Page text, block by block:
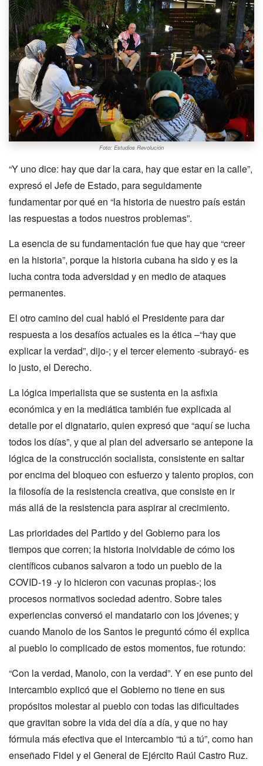
Foto: Estudios Revolución
“Y uno dice: hay que dar la cara, hay que estar en la calle”,
expresó el Jefe de Estado, para seguidamente
fundamentar por qué en “la historia de nuestro país están
las respuestas a todos nuestros problemas”.
La esencia de su fundamentación fue que hay que “creer
en la historia”, porque la historia cubana ha sido y es la
lucha contra toda adversidad y en medio de ataques
permanentes.
El otro camino del cual habló el Presidente para dar
respuesta a los desafíos actuales es la ética –“hay que
explicar la verdad”, dijo-; y el tercer elemento -subrayó- es
lo justo, el Derecho.
La lógica imperialista que se sustenta en la asfixia
económica y en la mediática también fue explicada al
detalle por el dignatario, quien expresó que “aquí se lucha
todos los días”, y que al plan del adversario se antepone la
lógica de la construcción socialista, consistente en saltar
por encima del bloqueo con esfuerzo y talento propios, con
la filosofía de la resistencia creativa, que consiste en ir
más allá de la resistencia para aspirar al crecimiento.
Las prioridades del Partido y del Gobierno para los
tiempos que corren; la historia inolvidable de cómo los
científicos cubanos salvaron a todo un pueblo de la
COVID-19 -y lo hicieron con vacunas propias-; los
procesos normativos sociedad adentro. Sobre tales
experiencias conversó el mandatario con los jóvenes; y
cuando Manolo de los Santos le preguntó cómo él explica
al pueblo lo complicado de estos momentos, fue rotundo:
“Con la verdad, Manolo, con la verdad”. Y en ese punto del
intercambio explicó que el Gobierno no tiene en sus
propósitos molestar al pueblo con todas las dificultades
que gravitan sobre la vida del día a día, y que no hay
fórmula más efectiva que el intercambio “tú a tú”, como han
enseñado Fidel y el General de Ejército Raúl Castro Ruz.